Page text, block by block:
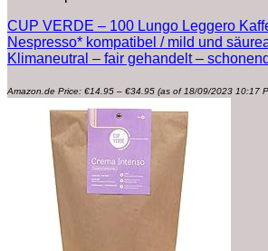
CUP VERDE – 100 Lungo Leggero
Nespresso* kompatibel / mild und
Klimaneutral – fair gehandelt –
Amazon.de Price: €14.95 – €34.95
Preisspanne:
€14.95
€34.95
(as of 18/09/2023 10:17